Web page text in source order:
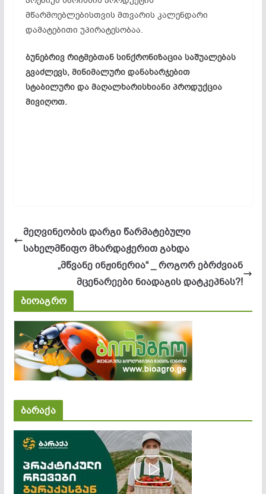
მწარმოებლებისთვის მთვარის კალენდარი
დამატებითი უპირატესობაა.
ბუნებრივ რიტმებთან სინქრონიზაცია საშუალებას
გვაძლევს, მინიმალური დანახარჯებით
სტაბილური და მაღალხარისხიანი პროდუქცია
მივიღოთ.
მეღვინეობის დარგი წარმატებული
სახელმწიფო მხარდაჭერით გახდა
„მწვანე ინჟინერია“ _ როგორ ებრძვიან
მცენარეები ნიადაგის დატკეპნას?!
ბიოაგრო
ბარაქა